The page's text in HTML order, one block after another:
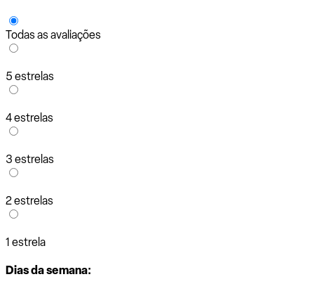
Todas as avaliações
5 estrelas
4 estrelas
3 estrelas
2 estrelas
1 estrela
Dias da semana: